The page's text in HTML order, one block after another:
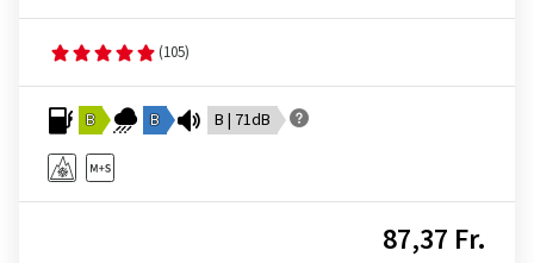
(105)
B B B | 71dB
87,37 Fr.